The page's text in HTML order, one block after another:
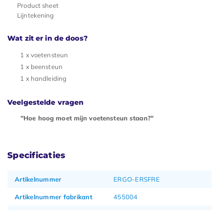
Product sheet
Lijntekening
Wat zit er in de doos?
1 x voetensteun
1 x beensteun
1 x handleiding
Veelgestelde vragen
"Hoe hoog moet mijn voetensteun staan?"
Specificaties
Artikelnummer ERGO-ERSFRE
Artikelnummer fabrikant 455004